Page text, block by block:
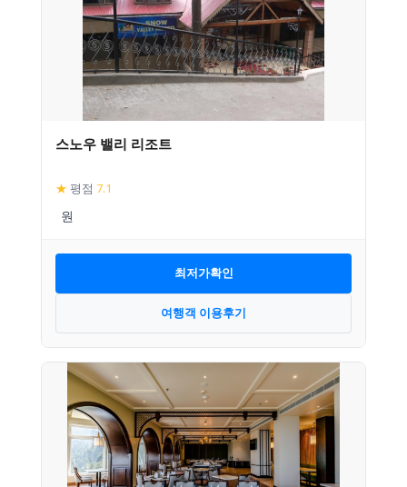
스노우 밸리 리조트
★ 평점 7.1
최저가확인
여행객 이용후기